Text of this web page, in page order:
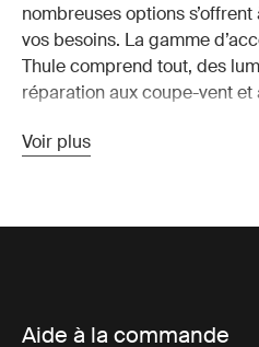
nombreuses options
vos besoins. La gamme
Thule comprend tout, des
réparation aux coupe-vent et
Les meilleurs
Lumières d’auvent :
solidement à votre auvent
Voir plus
Aide à la commande